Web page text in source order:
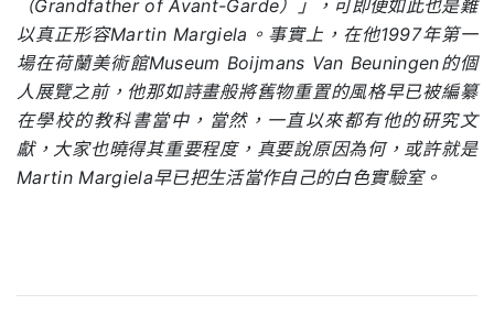
（Grandfather of Avant-Garde）」，可即便如此也是難
以真正形容Martin Margiela。事實上，在他1997年第一
場在荷蘭美術館Museum Boijmans Van Beuningen的個
人展覽之前，他那如詩畫般將舊物重置的風格早已被編纂
在學校的教科書當中，當然，一直以來都有他的研究文
獻，大家也曉得其重要程度，真要說原因為何，或許就是
Martin Margiela早已把生活當作自己的白色實驗室。